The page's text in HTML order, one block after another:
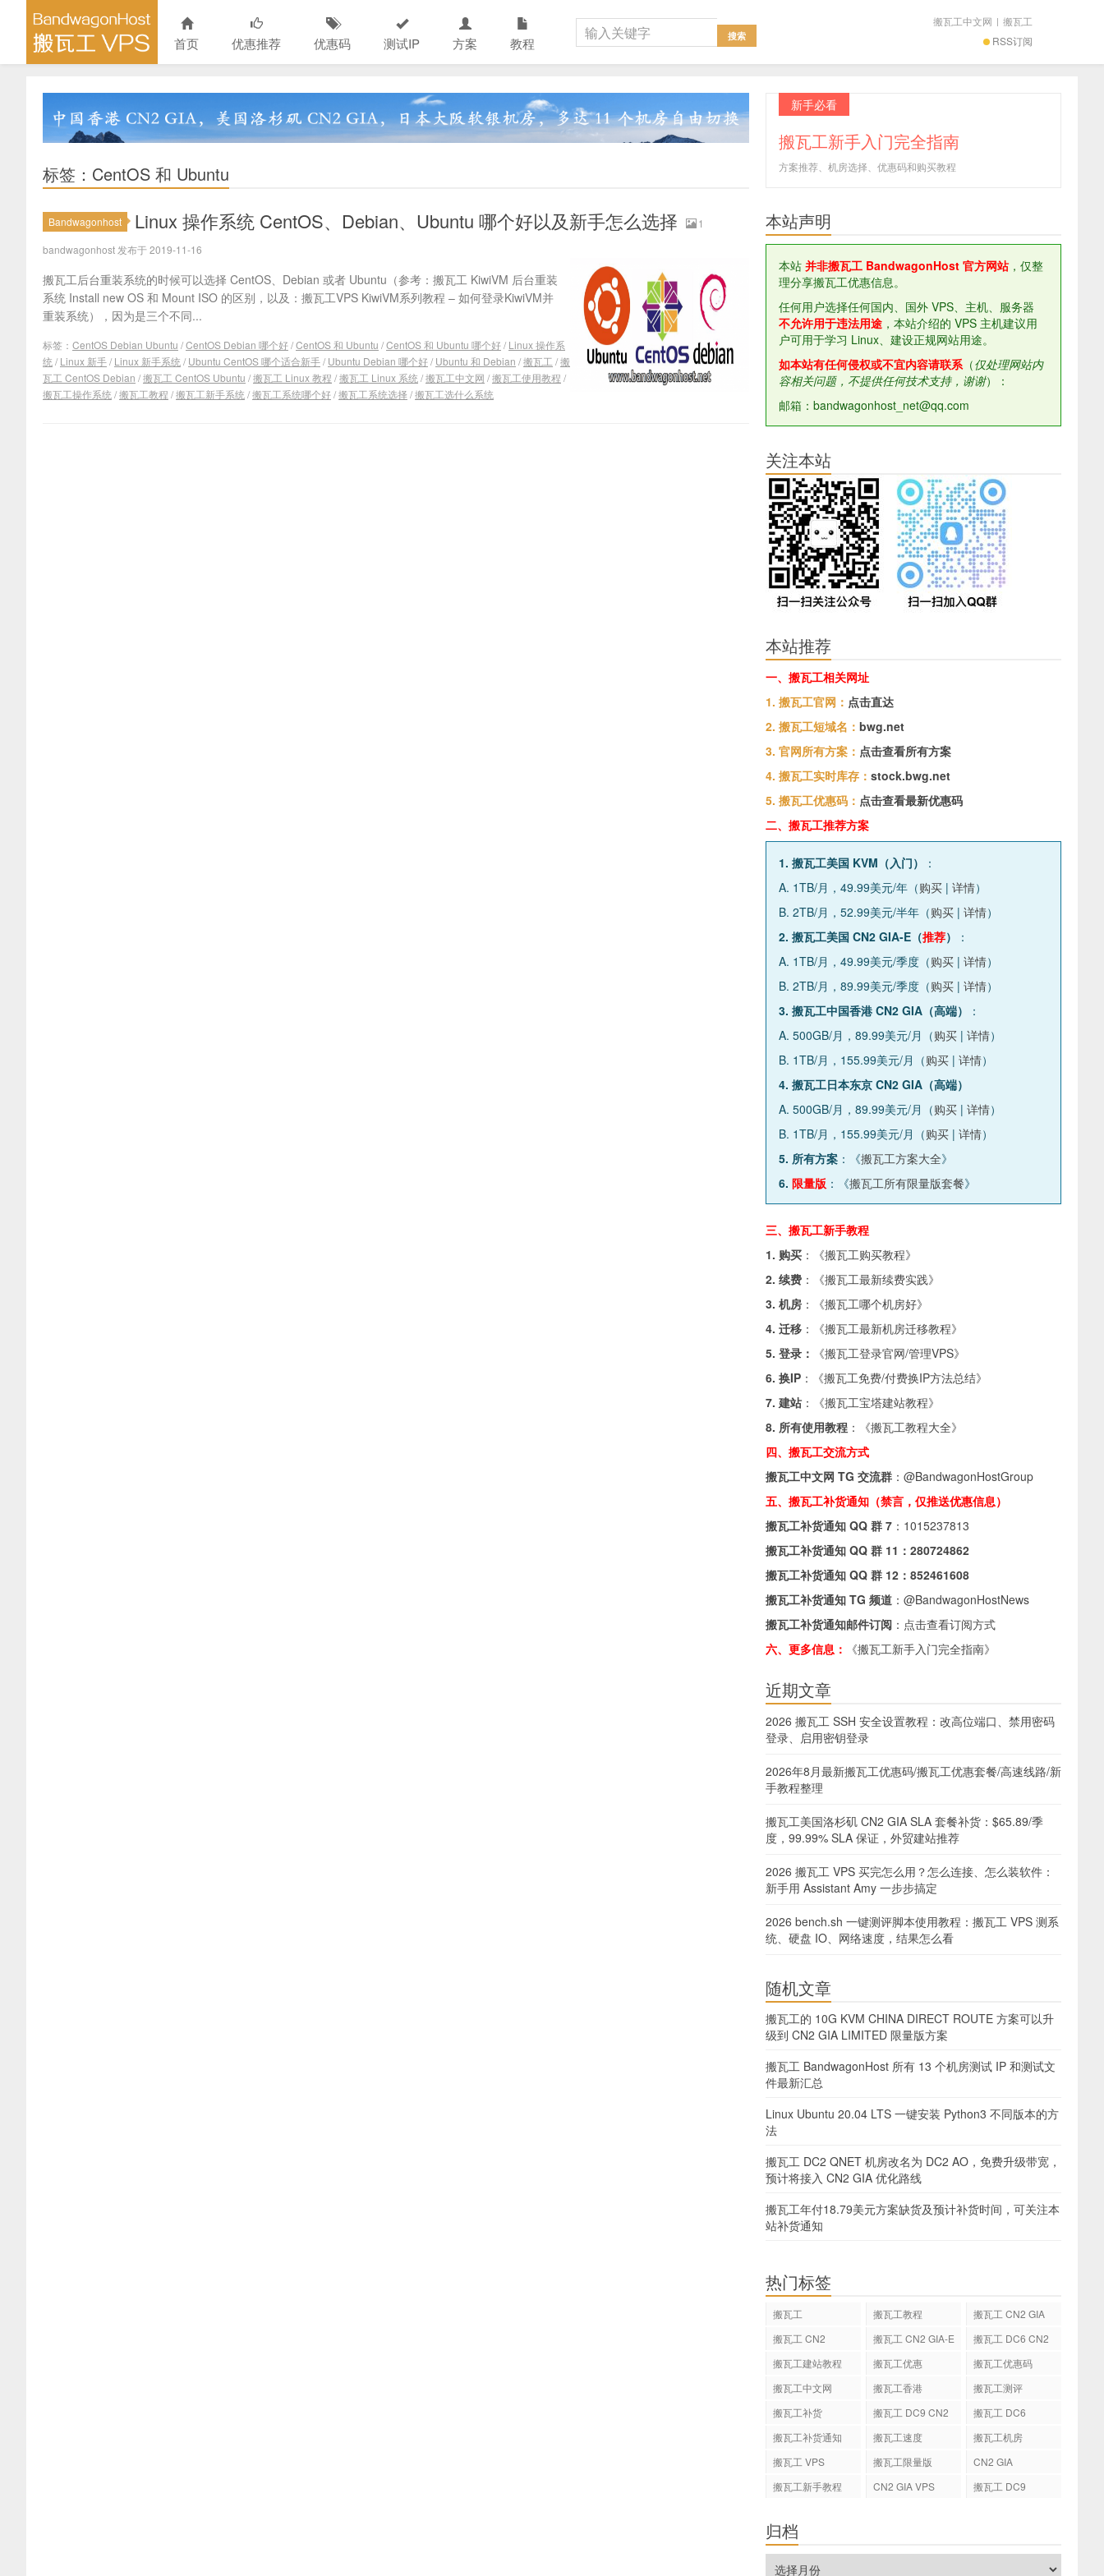
首页 优惠推荐 优惠码 测试IP 方案 教程 RSS订阅
搬瓦工中文网 | 搬瓦工
标签：CentOS 和 Ubuntu
Bandwagonhost Linux 操作系统 CentOS、Debian、Ubuntu 哪个好以及新手怎么选择
1
bandwagonhost 发布于 2019-11-16
搬瓦工后台重装系统的时候可以选择 CentOS、Debian 或者 Ubuntu（参考：搬瓦工 KiwiVM 后台重装
系统 Install new OS 和 Mount ISO 的区别，以及：搬瓦工VPS KiwiVM系列教程 – 如何登录KiwiVM并
重装系统），因为是三个不同...
标签： CentOS Debian Ubuntu /CentOS Debian 哪个好/CentOS 和 Ubuntu /CentOS 和 Ubuntu 哪个好/ Linux 操作系
统 / Linux 新手/ Linux 新手系统 / Ubuntu CentOS 哪个适合新手/ Ubuntu Debian 哪个好/ Ubuntu 和 Debian /搬瓦工 /搬
瓦工 CentOS Debian /搬瓦工 CentOS Ubuntu /搬瓦工 Linux 教程 /搬瓦工 Linux 系统 /搬瓦工中文网 /搬瓦工使用教程 /
搬瓦工操作系统 /搬瓦工教程 /搬瓦工新手系统 /搬瓦工系统哪个好/搬瓦工系统选择 /搬瓦工选什么系统
新手必看
搬瓦工新手入门完全指南
方案推荐、机房选择、优惠码和购买教程
本站声明
本站 并非搬瓦工 BandwagonHost 官方网站，仅整
理分享搬瓦工优惠信息。
任何用户选择任何国内、国外 VPS、主机、服务器
不允许用于违法用途 ，本站介绍的 VPS 主机建议用
户可用于学习 Linux、建设正规网站用途。
如本站有任何侵权或不宜内容请联系（仅处理网站内
容相关问题，不提供任何技术支持，谢谢）：
邮箱：bandwagonhost_net@qq.com
关注本站
本站推荐
一、搬瓦工相关网址
1. 搬瓦工官网： 点击直达
2. 搬瓦工短域名： bwg.net
3. 官网所有方案： 点击查看所有方案
4. 搬瓦工实时库存： stock.bwg.net
5. 搬瓦工优惠码： 点击查看最新优惠码
二、搬瓦工推荐方案
1. 搬瓦工美国 KVM（入门）
：
A. 1TB/月，49.99美元/年（购买 | 详情）
B. 2TB/月，52.99美元/半年（购买 | 详情）
2. 搬瓦工美国 CN2 GIA-E（推荐）
：
A. 1TB/月，49.99美元/季度（购买 | 详情）
B. 2TB/月，89.99美元/季度（购买 | 详情）
3. 搬瓦工中国香港 CN2 GIA（高端）
：
A. 500GB/月，89.99美元/月（购买 | 详情）
B. 1TB/月，155.99美元/月（购买 | 详情）
4. 搬瓦工日本东京 CN2 GIA（高端）
A. 500GB/月，89.99美元/月（购买 | 详情）
B. 1TB/月，155.99美元/月（购买 | 详情）
5. 所有方案 ：《搬瓦工方案大全》
6. 限量版 ：《搬瓦工所有限量版套餐》
三、搬瓦工新手教程
1. 购买 ：《搬瓦工购买教程》
2. 续费 ：《搬瓦工最新续费实践》
3. 机房 ：《搬瓦工哪个机房好》
4. 迁移 ：《搬瓦工最新机房迁移教程》
5. 登录：
《搬瓦工登录官网/管理VPS》
6. 换IP ：《搬瓦工免费/付费换IP方法总结》
7. 建站 ：《搬瓦工宝塔建站教程》
8. 所有使用教程 ：《搬瓦工教程大全》
四、搬瓦工交流方式
搬瓦工中文网 TG 交流群 ： @BandwagonHostGroup
五、搬瓦工补货通知（禁言，仅推送优惠信息）
搬瓦工补货通知 QQ 群 7 ： 1015237813
搬瓦工补货通知 QQ 群 11： 280724862
搬瓦工补货通知 QQ 群 12： 852461608
搬瓦工补货通知 TG 频道 ： @BandwagonHostNews
搬瓦工补货通知邮件订阅 ： 点击查看订阅方式
六、更多信息：
《搬瓦工新手入门完全指南》
近期文章
2026 搬瓦工 SSH 安全设置教程：改高位端口、禁用密码
登录、启用密钥登录
2026年8月最新搬瓦工优惠码/搬瓦工优惠套餐/高速线路/新
手教程整理
搬瓦工美国洛杉矶 CN2 GIA SLA 套餐补货：$65.89/季
度，99.99% SLA 保证，外贸建站推荐
2026 搬瓦工 VPS 买完怎么用？怎么连接、怎么装软件：
新手用 Assistant Amy 一步步搞定
2026 bench.sh 一键测评脚本使用教程：搬瓦工 VPS 测系
统、硬盘 IO、网络速度，结果怎么看
随机文章
搬瓦工的 10G KVM CHINA DIRECT ROUTE 方案可以升
级到 CN2 GIA LIMITED 限量版方案
搬瓦工 BandwagonHost 所有 13 个机房测试 IP 和测试文
件最新汇总
Linux Ubuntu 20.04 LTS 一键安装 Python3 不同版本的方
法
搬瓦工 DC2 QNET 机房改名为 DC2 AO，免费升级带宽，
预计将接入 CN2 GIA 优化路线
搬瓦工年付18.79美元方案缺货及预计补货时间，可关注本
站补货通知
热门标签
搬瓦工 搬瓦工教程
搬瓦工 CN2 GIA
搬瓦工 CN2
搬瓦工 CN2 GIA-E
搬瓦工 DC6 CN2
搬瓦工建站教程 搬瓦工优惠
搬瓦工优惠码
搬瓦工中文网
搬瓦工香港
搬瓦工测评
搬瓦工补货
搬瓦工 DC9 CN2
搬瓦工 DC6
搬瓦工补货通知
搬瓦工速度
搬瓦工机房
搬瓦工 VPS
搬瓦工限量版
CN2 GIA
搬瓦工新手教程
CN2 GIA VPS 搬瓦工 DC9
归档